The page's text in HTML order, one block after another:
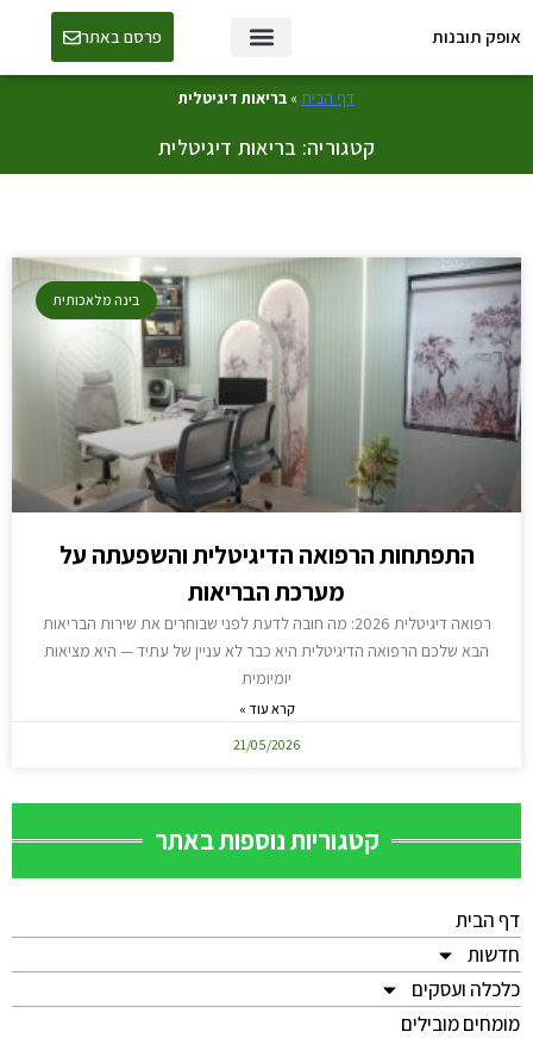
אופק תובנות פרסם באתר
דף הבית» בריאות דיגיטלית
קטגוריה: בריאות דיגיטלית
בינה מלאכותית
התפתחות הרפואה הדיגיטלית והשפעתה על
מערכת הבריאות
רפואה דיגיטלית 2026: מה חובה לדעת לפני שבוחרים את שירות הבריאות
הבא שלכם הרפואה הדיגיטלית היא כבר לא עניין של עתיד — היא מציאות
יומיומית
קרא עוד »
21/05/2026
קטגוריות נוספות באתר
דף הבית
חדשות
כלכלה ועסקים
מומחים מובילים